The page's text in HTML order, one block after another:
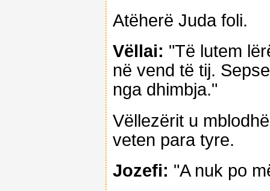
Atëherë Juda foli.
Vëllai: "Të lutem
në vend të tij.
nga dhimbja."
Vëllezërit u
veten para tyre.
Jozefi: "A nuk po